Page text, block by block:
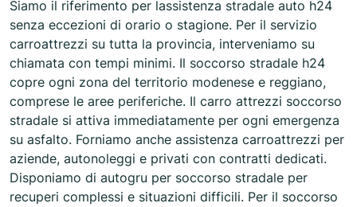
Siamo il riferimento per lassistenza stradale auto h24
senza eccezioni di orario o stagione. Per il servizio
carroattrezzi su tutta la provincia, interveniamo su
chiamata con tempi minimi. Il soccorso stradale h24
copre ogni zona del territorio modenese e reggiano,
comprese le aree periferiche. Il carro attrezzi soccorso
stradale si attiva immediatamente per ogni emergenza
su asfalto. Forniamo anche assistenza carroattrezzi per
aziende, autonoleggi e privati con contratti dedicati.
Disponiamo di autogru per soccorso stradale per
recuperi complessi e situazioni difficili. Per il soccorso